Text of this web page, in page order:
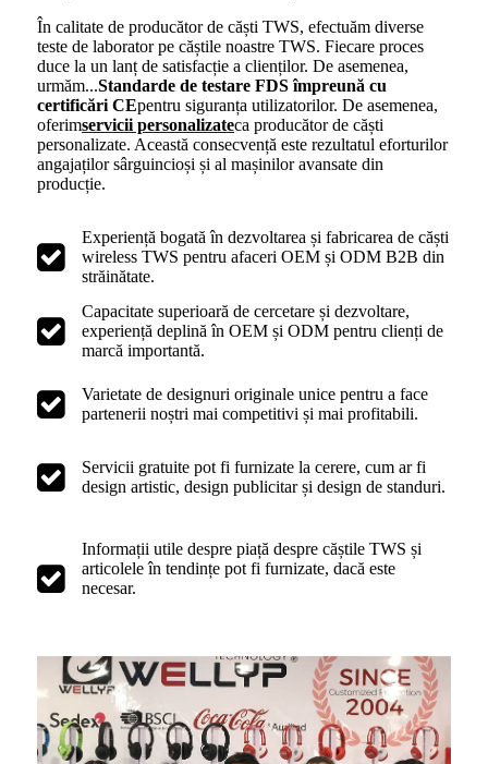
În calitate de producător de căști TWS, efectuăm diverse
teste de laborator pe căștile noastre TWS. Fiecare proces
duce la un lanț de satisfacție a clienților. De asemenea,
urmăm...Standarde de testare FDS împreună cu
certificări CEpentru siguranța utilizatorilor. De asemenea,
oferimservicii personalizateca producător de căști
personalizate. Această consecvență este rezultatul eforturilor
angajaților sârguincioși și al mașinilor avansate din
producție.
Experiență bogată în dezvoltarea și fabricarea de căști
wireless TWS pentru afaceri OEM și ODM B2B din
străinătate.
Capacitate superioară de cercetare și dezvoltare,
experiență deplină în OEM și ODM pentru clienți de
marcă importantă.
Varietate de designuri originale unice pentru a face
partenerii noștri mai competitivi și mai profitabili.
Servicii gratuite pot fi furnizate la cerere, cum ar fi
design artistic, design publicitar și design de standuri.
Informații utile despre piață despre căștile TWS și
articolele în tendințe pot fi furnizate, dacă este
necesar.